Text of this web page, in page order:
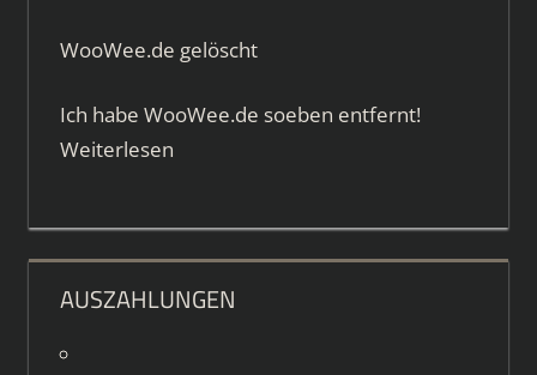
WooWee.de gelöscht
Ich habe WooWee.de soeben entfernt!
Weiterlesen
AUSZAHLUNGEN